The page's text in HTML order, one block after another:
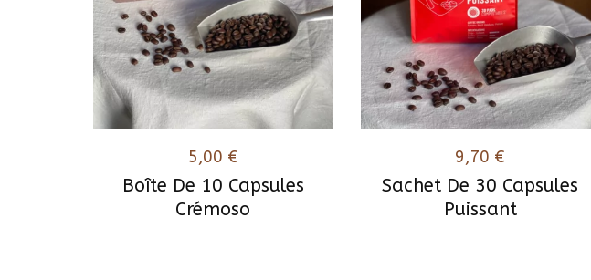
Boîte De 10 Capsules
Crémoso
5,00 €
Sachet De 30 Capsules
Puissant
9,70 €